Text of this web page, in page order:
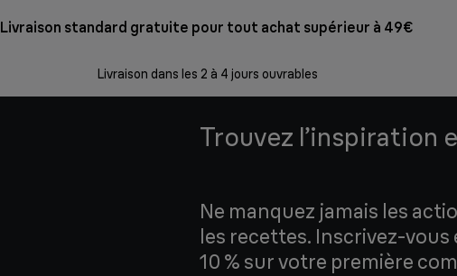
Livraison standard gratuite pour tout achat supérieur à 49€
Livraison dans les 2 à 4 jours ouvrables
Trouvez l’inspiration
Ne manquez jamais les
les recettes. Inscrivez-
10 % sur votre première